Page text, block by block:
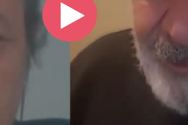
Play
Video